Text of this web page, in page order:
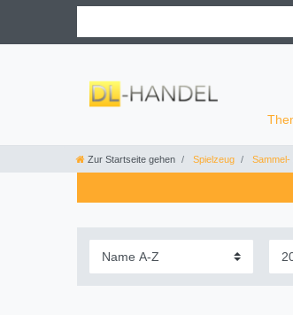
Zur Startseite gehen Spielzeug Sammel-